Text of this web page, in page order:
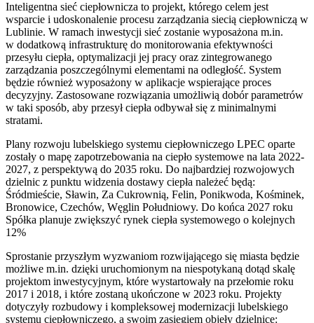
Inteligentna sieć ciepłownicza to projekt, którego celem jest
wsparcie i udoskonalenie procesu zarządzania siecią ciepłowniczą w
Lublinie. W ramach inwestycji sieć zostanie wyposażona m.in.
w dodatkową infrastrukturę do monitorowania efektywności
przesyłu ciepła, optymalizacji jej pracy oraz zintegrowanego
zarządzania poszczególnymi elementami na odległość. System
będzie również wyposażony w aplikacje wspierające proces
decyzyjny. Zastosowane rozwiązania umożliwią dobór parametrów
w taki sposób, aby przesył ciepła odbywał się z minimalnymi
stratami.
Plany rozwoju lubelskiego systemu ciepłowniczego LPEC oparte
zostały o mapę zapotrzebowania na ciepło systemowe na lata 2022-
2027, z perspektywą do 2035 roku. Do najbardziej rozwojowych
dzielnic z punktu widzenia dostawy ciepła należeć będą:
Śródmieście, Sławin, Za Cukrownią, Felin, Ponikwoda, Kośminek,
Bronowice, Czechów, Węglin Południowy. Do końca 2027 roku
Spółka planuje zwiększyć rynek ciepła systemowego o kolejnych
12%
Sprostanie przyszłym wyzwaniom rozwijającego się miasta będzie
możliwe m.in. dzięki uruchomionym na niespotykaną dotąd skalę
projektom inwestycyjnym, które wystartowały na przełomie roku
2017 i 2018, i które zostaną ukończone w 2023 roku. Projekty
dotyczyły rozbudowy i kompleksowej modernizacji lubelskiego
systemu ciepłowniczego, a swoim zasięgiem objęły dzielnice: